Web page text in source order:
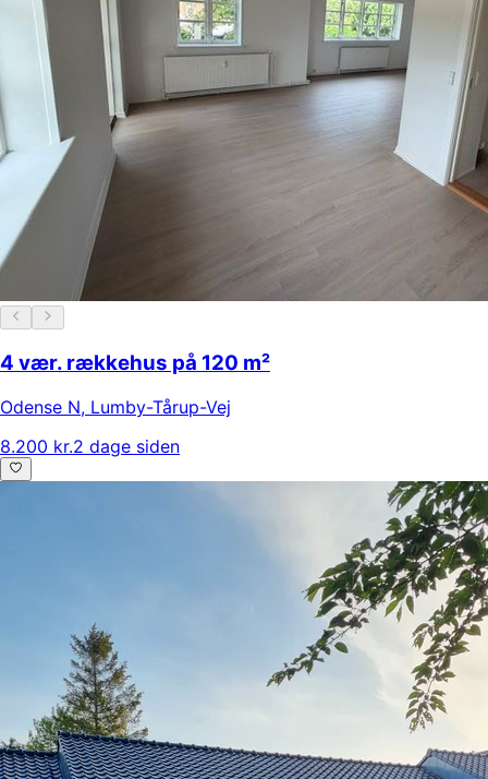
4 vær. rækkehus på 120 m²
Odense N, Lumby-Tårup-Vej
8.200 kr.2 dage siden